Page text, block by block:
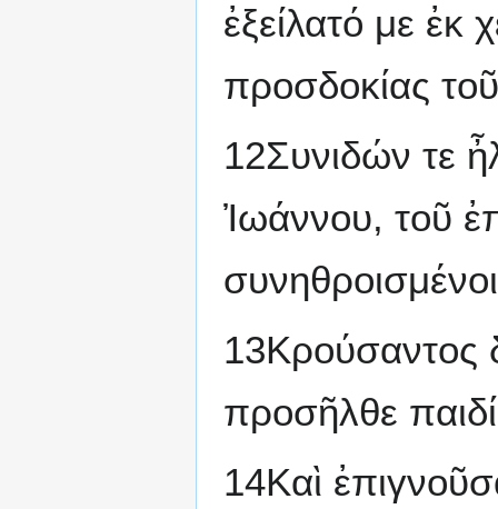
ἐξείλατό με
προσδοκίας
12Συνιδών τε
Ἰωάννου, τοῦ
13Κρούσαντος
προσῆλθε
14Καὶ